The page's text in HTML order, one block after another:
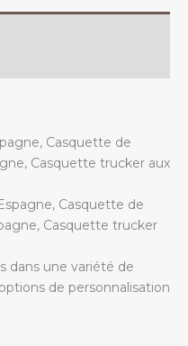
Casquette de
Casquette trucker aux
Casquette de
Casquette trucker
dans une variété de
de personnalisation